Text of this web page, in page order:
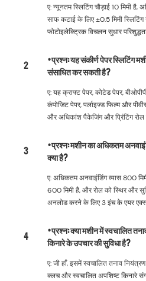
ए: न्यूनतम स्लिटिंग चौड़ाई 10 मिमी
साफ कटाई के लिए ±0.5 मिमी
फोटोइलेक्ट्रिक विचलन सुधार
2
•प्रश्न: यह संकीर्ण पेपर स्लिटिंग
संसाधित कर सकती है?
ए: यह क्राफ्ट पेपर, कोटेड पेपर,
कंपोजिट पेपर, पर्लाइज्ड फिल्म और
और अधिकांश पैकेजिंग और प्रिंटिंग
3
•प्रश्न: मशीन का अधिकतम
क्या है?
ए: अधिकतम अनवाइंडिंग व्यास 800
600 मिमी है, और रोल को स्थिर और
अनलोड करने के लिए 3 इंच के एयर
4
•प्रश्न: क्या मशीन में स्वचालित
किनारे के उपचार की सुविधा है?
ए: जी हाँ, इसमें स्वचालित तनाव
क्लच और स्वचालित अपशिष्ट किनारे